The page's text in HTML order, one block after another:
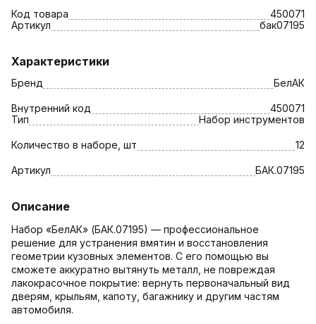
Код товара
450071
Артикул
бак07195
Характеристики
Бренд БелАК
Внутренний код
450071
Тип
Набор инструментов
Количество в наборе, шт 12
Артикул БАК.07195
Описание
Набор «БелАК» (БАК.07195) — профессиональное
решение для устранения вмятин и восстановления
геометрии кузовных элементов. С его помощью вы
сможете аккуратно вытянуть металл, не повреждая
лакокрасочное покрытие: вернуть первоначальный вид
дверям, крыльям, капоту, багажнику и другим частям
автомобиля.